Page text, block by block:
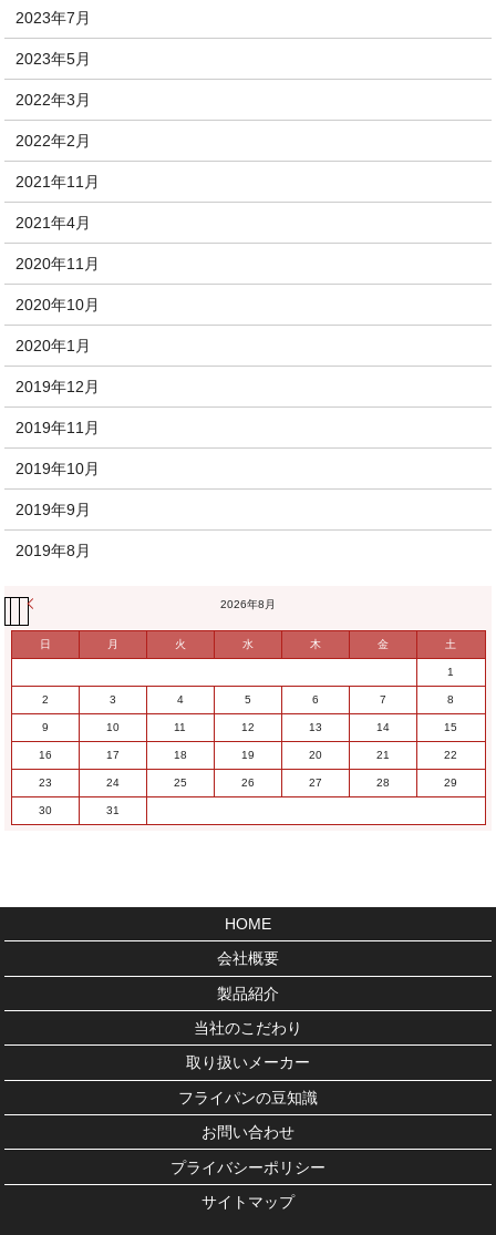
2023年7月
2023年5月
2022年3月
2022年2月
2021年11月
2021年4月
2020年11月
2020年10月
2020年1月
2019年12月
2019年11月
2019年10月
2019年9月
2019年8月
2026年8月
日 月 火 水 木 金 土
1
2 3 4 5 6 7 8
9 10 11 12 13 14 15
16 17 18 19 20 21 22
23 24 25 26 27 28 29
30 31
HOME
会社概要
製品紹介
当社のこだわり
取り扱いメーカー
フライパンの豆知識
お問い合わせ
プライバシーポリシー
サイトマップ